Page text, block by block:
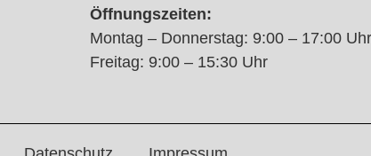
Öffnungszeiten:
Montag – Donnerstag: 9:00 – 17:00 Uhr
Freitag: 9:00 – 15:30 Uhr